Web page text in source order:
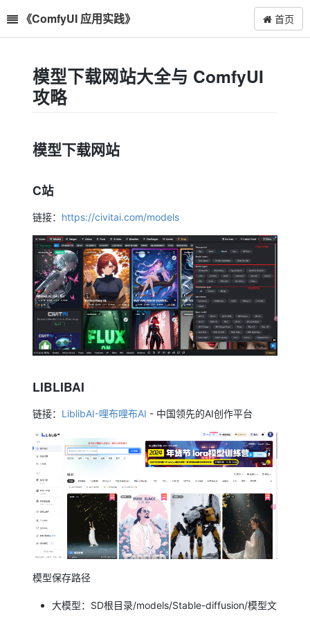
《ComfyUI 应用实践》 首页
模型下载网站大全与 ComfyUI
攻略
模型下载网站
C站
链接： https://civitai.com/models
LIBLIBAI
链接： LiblibAI-哩布哩布AI - 中国领先的AI创作平台
模型保存路径
大模型：SD根目录/models/Stable-diffusion/模型文